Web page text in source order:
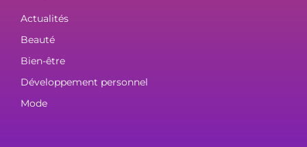
Actualités
Beauté
Bien-être
Développement personnel
Mode